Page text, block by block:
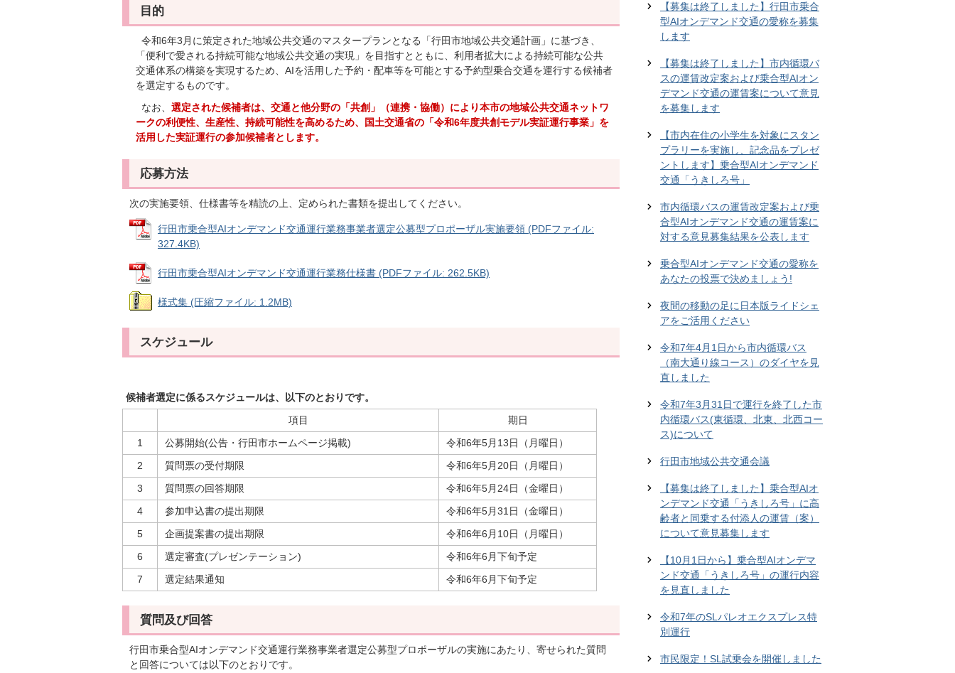
目的
令和6年3月に策定された地域公共交通のマスタープランとなる「行田市地域公共交通計画」に基づき、
「便利で愛される持続可能な地域公共交通の実現」を目指すとともに、利用者拡大による持続可能な公共
交通体系の構築を実現するため、AIを活用した予約・配車等を可能とする予約型乗合交通を運行する候補者
を選定するものです。
なお、 選定された候補者は、交通と他分野の「共創」（連携・協働）により本市の地域公共交通ネットワ
ークの利便性、生産性、持続可能性を高めるため、国土交通省の「令和6年度共創モデル実証運行事業」を
活用した実証運行の参加候補者とします。
応募方法
次の実施要領、仕様書等を精読の上、定められた書類を提出してください。
行田市乗合型AIオンデマンド交通運行業務事業者選定公募型プロポーザル実施要領 (PDFファイル:
327.4KB)
行田市乗合型AIオンデマンド交通運行業務仕様書 (PDFファイル: 262.5KB)
様式集 (圧縮ファイル: 1.2MB)
スケジュール
候補者選定に係るスケジュールは、以下のとおりです。
項目
期日
1
公募開始(公告・行田市ホームページ掲載)
令和6年5月13日（月曜日）
2
質問票の受付期限
令和6年5月20日（月曜日）
3
質問票の回答期限
令和6年5月24日（金曜日）
4
参加申込書の提出期限
令和6年5月31日（金曜日）
5
企画提案書の提出期限
令和6年6月10日（月曜日）
6
選定審査(プレゼンテーション)
令和6年6月下旬予定
7
選定結果通知 令和6年6月下旬予定
質問及び回答
行田市乗合型AIオンデマンド交通運行業務事業者選定公募型プロポーザルの実施にあたり、寄せられた質問
と回答については以下のとおりです。
【募集は終了しました】行田市乗合
型AIオンデマンド交通の愛称を募集
します
【募集は終了しました】市内循環バ
スの運賃改定案および乗合型AIオン
デマンド交通の運賃案について意見
を募集します
【市内在住の小学生を対象にスタン
プラリーを実施し、記念品をプレゼ
ントします】乗合型AIオンデマンド
交通「うきしろ号」
市内循環バスの運賃改定案および乗
合型AIオンデマンド交通の運賃案に
対する意見募集結果を公表します
乗合型AIオンデマンド交通の愛称を
あなたの投票で決めましょう!
夜間の移動の足に日本版ライドシェ
アをご活用ください
令和7年4月1日から市内循環バス
（南大通り線コース）のダイヤを見
直しました
令和7年3月31日で運行を終了した市
内循環バス(東循環、北東、北西コー
ス)について
行田市地域公共交通会議
【募集は終了しました】乗合型AIオ
ンデマンド交通「うきしろ号」に高
齢者と同乗する付添人の運賃（案）
について意見募集します
【10月1日から】乗合型AIオンデマ
ンド交通「うきしろ号」の運行内容
を見直しました
令和7年のSLパレオエクスプレス特
別運行
市民限定！SL試乗会を開催しました